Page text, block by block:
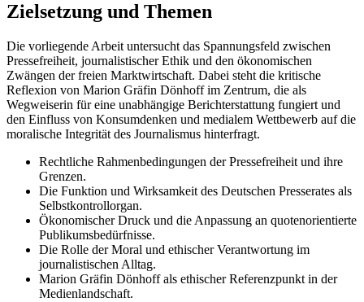
Zielsetzung und Themen
Die vorliegende Arbeit untersucht das Spannungsfeld zwischen
Pressefreiheit, journalistischer Ethik und den ökonomischen
Zwängen der freien Marktwirtschaft. Dabei steht die kritische
Reflexion von Marion Gräfin Dönhoff im Zentrum, die als
Wegweiserin für eine unabhängige Berichterstattung fungiert und
den Einfluss von Konsumdenken und medialem Wettbewerb auf die
moralische Integrität des Journalismus hinterfragt.
Rechtliche Rahmenbedingungen der Pressefreiheit und ihre
Grenzen.
Die Funktion und Wirksamkeit des Deutschen Presserates als
Selbstkontrollorgan.
Ökonomischer Druck und die Anpassung an quotenorientierte
Publikumsbedürfnisse.
Die Rolle der Moral und ethischer Verantwortung im
journalistischen Alltag.
Marion Gräfin Dönhoff als ethischer Referenzpunkt in der
Medienlandschaft.